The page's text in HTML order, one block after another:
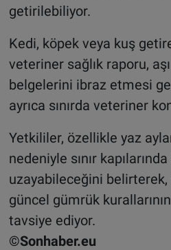
getirilebiliyor.
Kedi, köpek veya kuş
veteriner sağlık raporu,
belgelerini ibraz etmesi
ayrıca sınırda veteriner
Yetkililer, özellikle yaz
nedeniyle sınır
uzayabileceğini
güncel gümrük
tavsiye ediyor.
©Sonhaber.eu